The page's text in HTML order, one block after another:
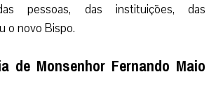
pessoas, das instituições, das
o novo Bispo.
de Monsenhor Fernando Maio